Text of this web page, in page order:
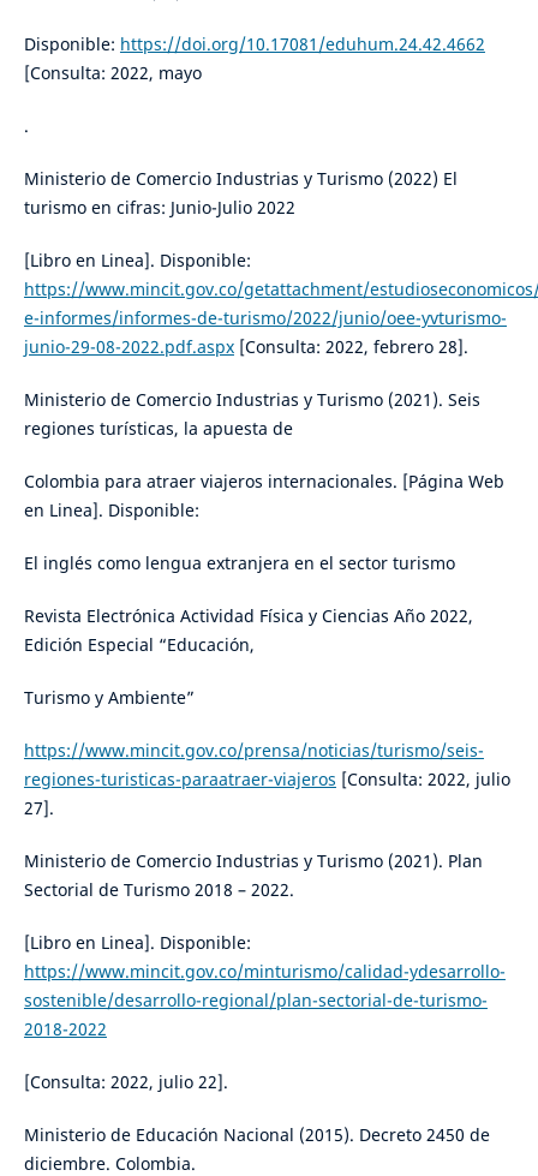
Disponible: https://doi.org/10.17081/eduhum.24.42.4662
[Consulta: 2022, mayo
.
Ministerio de Comercio Industrias y Turismo (2022) El
turismo en cifras: Junio-Julio 2022
[Libro en Linea]. Disponible:
https://www.mincit.gov.co/getattachment/
e-informes/informes-de-turismo/2022/junio/oee-yvturismo-
junio-29-08-2022.pdf.aspx[Consulta: 2022, febrero 28].
Ministerio de Comercio Industrias y Turismo (2021). Seis
regiones turísticas, la apuesta de
Colombia para atraer viajeros internacionales. [Página Web
en Linea]. Disponible:
El inglés como lengua extranjera en el sector turismo
Revista Electrónica Actividad Física y Ciencias Año 2022,
Edición Especial “Educación,
Turismo y Ambiente”
https://www.mincit.gov.co/prensa/noticias/turismo/seis-
regiones-turisticas-paraatraer-viajeros [Consulta: 2022, julio
27].
Ministerio de Comercio Industrias y Turismo (2021). Plan
Sectorial de Turismo 2018 – 2022.
[Libro en Linea]. Disponible:
https://www.mincit.gov.co/minturismo/calidad-ydesarrollo-
sostenible/desarrollo-regional/plan-sectorial-de-turismo-
2018-2022
[Consulta: 2022, julio 22].
Ministerio de Educación Nacional (2015). Decreto 2450 de
diciembre. Colombia.